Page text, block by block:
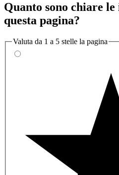
Quanto sono chiare
questa pagina?
Valuta da 1 a 5 stelle la pagina